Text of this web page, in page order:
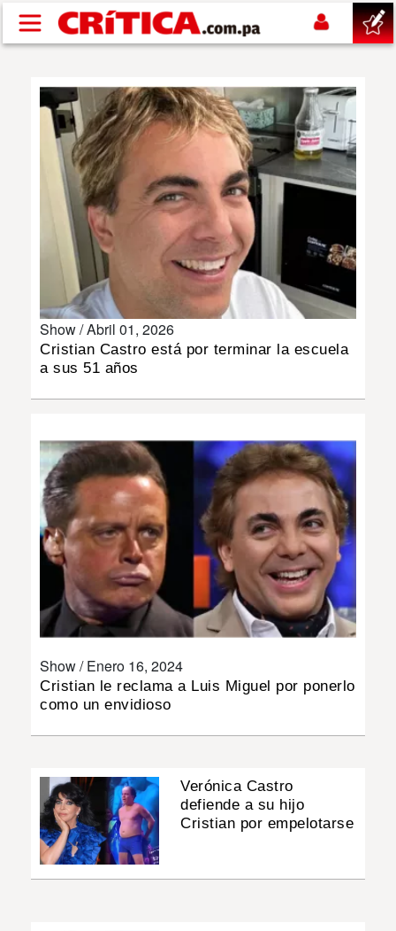
Pasar al contenido principal
SUCESOS
NACIONAL
POLÍTICA
DEPORTES
MULTIMEDIA
IMPRESO
Show /Abril 01, 2026
Cristian Castro está por terminar la escuela
a sus 51 años
Show /Enero 16, 2024
Cristian le reclama a Luis Miguel por ponerlo
como un envidioso
Verónica Castro
defiende a su hijo
Cristian por empelotarse